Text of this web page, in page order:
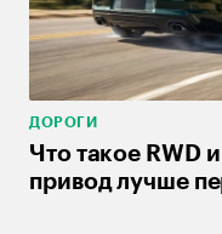
ДОРОГИ
Что такое RWD
привод лучше